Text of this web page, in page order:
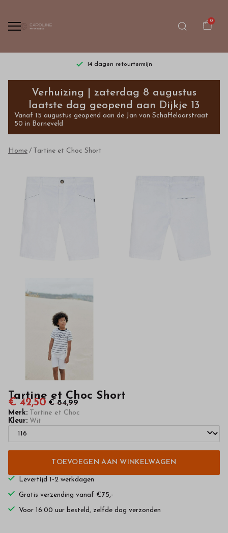
0
14 dagen retourtermijn
Tartine
et
Choc
Short
kwaliteit
webshop
Verhuizing | zaterdag 8 augustus
laatste dag geopend aan Dijkje 13
Vanaf 15 augustus geopend aan de Jan van Schaffelaarstraat
50 in Barneveld
Home Tartine et Choc Short
Tartine et Choc Short
€ 42,50 € 84,99
Merk: Tartine et Choc
Kleur: Wit
TOEVOEGEN AAN WINKELWAGEN
Levertijd 1-2 werkdagen
Gratis verzending vanaf €75,-
Voor 16:00 uur besteld, zelfde dag verzonden